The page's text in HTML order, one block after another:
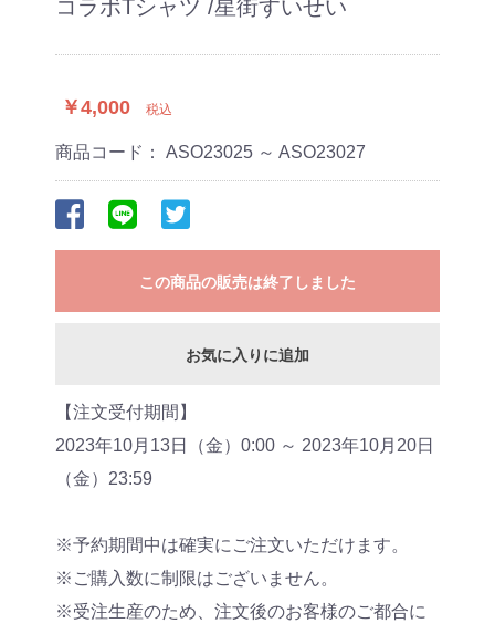
コラボTシャツ /星街すいせい
￥4,000 税込
商品コード： ASO23025 ～ ASO23027
この商品の販売は終了しました
お気に入りに追加
【注文受付期間】
2023年10月13日（金）0:00 ～ 2023年10月20日
（金）23:59
※予約期間中は確実にご注文いただけます。
※ご購入数に制限はございません。
※受注生産のため、注文後のお客様のご都合に